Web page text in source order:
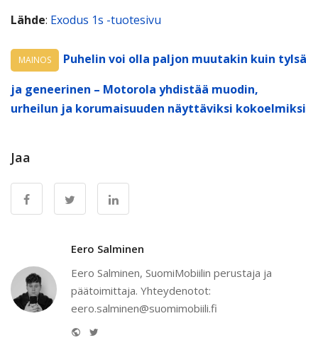
Lähde: Exodus 1s -tuotesivu
MAINOS
Puhelin voi olla paljon muutakin kuin tylsä
ja geneerinen – Motorola yhdistää muodin,
urheilun ja korumaisuuden näyttäviksi kokoelmiksi
Jaa
Eero Salminen
Eero Salminen, SuomiMobiilin perustaja ja
päätoimittaja. Yhteydenotot:
eero.salminen@suomimobiili.fi
Website